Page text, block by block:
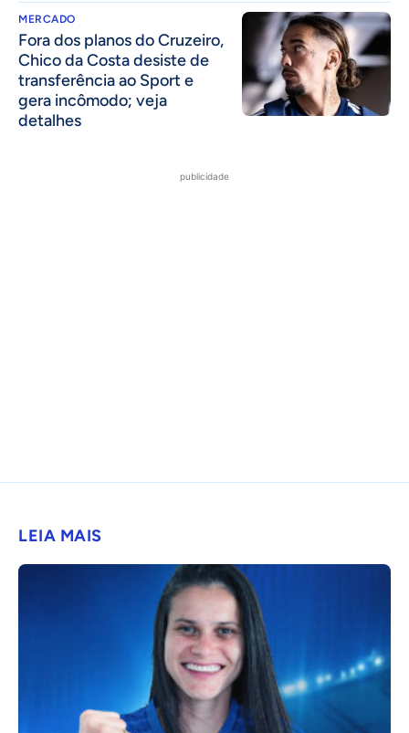
MERCADO
Fora dos planos do Cruzeiro,
Chico da Costa desiste de
transferência ao Sport e
gera incômodo; veja
detalhes
publicidade
LEIA MAIS